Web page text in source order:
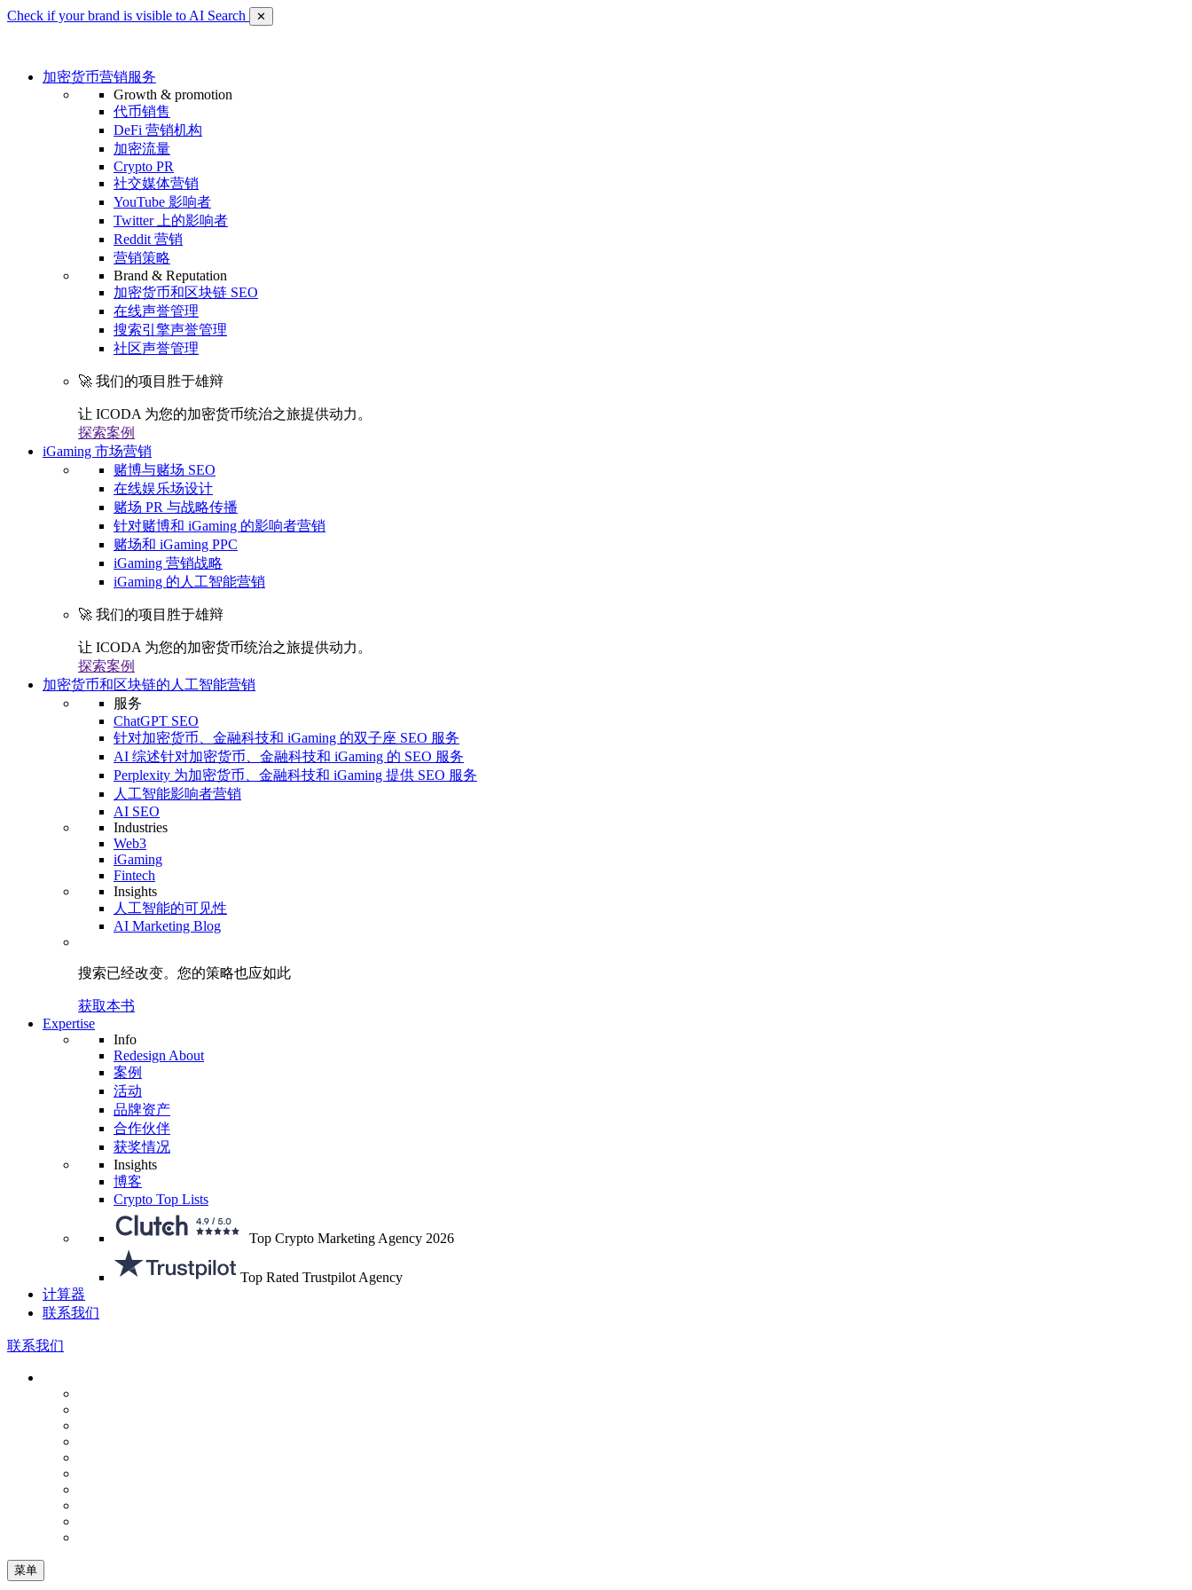
Check if your brand is visible to AI Search ✕
加密货币营销服务
Growth & promotion
代币销售
DeFi 营销机构
加密流量
Crypto PR
社交媒体营销
YouTube 影响者
Twitter 上的影响者
Reddit 营销
营销策略
Brand & Reputation
加密货币和区块链 SEO
在线声誉管理
搜索引擎声誉管理
社区声誉管理
🚀 我们的项目胜于雄辩
让 ICODA 为您的加密货币统治之旅提供动力。
探索案例
iGaming 市场营销
赌博与赌场 SEO
在线娱乐场设计
赌场 PR 与战略传播
针对赌博和 iGaming 的影响者营销
赌场和 iGaming PPC
iGaming 营销战略
iGaming 的人工智能营销
🚀 我们的项目胜于雄辩
让 ICODA 为您的加密货币统治之旅提供动力。
探索案例
加密货币和区块链的人工智能营销
服务
ChatGPT SEO
针对加密货币、金融科技和 iGaming 的双子座 SEO 服务
AI 综述针对加密货币、金融科技和 iGaming 的 SEO 服务
Perplexity 为加密货币、金融科技和 iGaming 提供 SEO 服务
人工智能影响者营销
AI SEO
Industries
Web3
iGaming
Fintech
Insights
人工智能的可见性
AI Marketing Blog
搜索已经改变。 您的策略也应如此
获取本书
Expertise
Info
Redesign About
案例
活动
品牌资产
合作伙伴
获奖情况
Insights
博客
Crypto Top Lists
Top Crypto Marketing Agency 2026
Top Rated Trustpilot Agency
计算器
联系我们
联系我们
菜单